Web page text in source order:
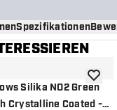
Spezifikationen
hinzufügen
Silika NO2 Green
Crystalline Coated -
Zur